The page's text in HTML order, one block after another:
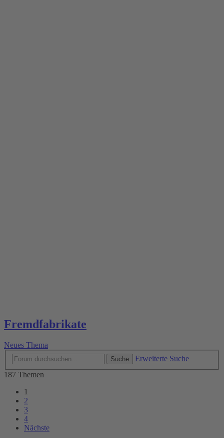
Fremdfabrikate
Neues Thema
Suche
Erweiterte Suche
187 Themen
1
2
3
4
Nächste